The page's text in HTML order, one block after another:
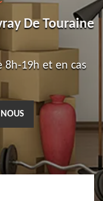
De Touraine
8h-19h et en cas